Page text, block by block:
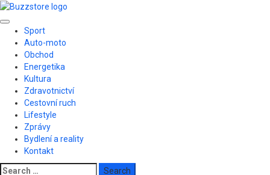
Skip
content
Primary
Menu
Sport
Auto-moto
Obchod
Energetika
Kultura
Zdravotnictví
Cestovní ruch
Lifestyle
Zprávy
Bydlení a reality
Kontakt
Search